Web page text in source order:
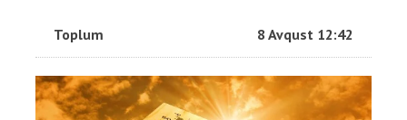
Toplum 8 Avqust 12:42